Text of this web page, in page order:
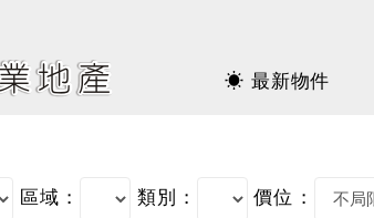
☀ 最新物件
區域 : 類別 : 價位 :